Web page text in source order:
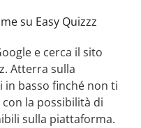
su Easy Quizzz
e cerca il sito
Atterra sulla
in basso finché non ti
la possibilità di
sulla piattaforma.